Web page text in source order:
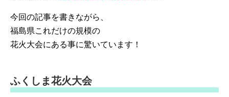
今回の記事を書きながら、
福島県これだけの規模の
花火大会にある事に驚いています！
ふくしま花火大会